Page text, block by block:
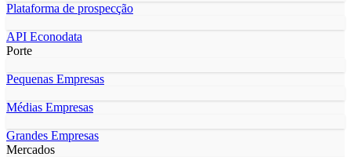
Plataforma de prospecção
API Econodata
Porte
Pequenas Empresas
Médias Empresas
Grandes Empresas
Mercados